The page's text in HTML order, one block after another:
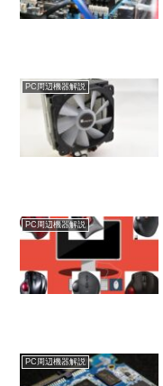
PC周辺機器解説
PC周辺機器解説
PC周辺機器解説